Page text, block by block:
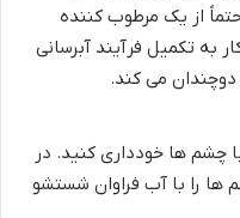
از یک مرطوب کننده
به تکمیل فرآیند آبرسانی
می کند.
ها خودداری کنید. در
را با آب فراوان شستشو